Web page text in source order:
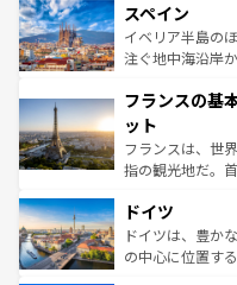
ろん、トスカー
景など、自然景
ピザやパスタな
ませてくれるイ
なお、新着のイ
しい。
スペイン
イベリア半島の
注ぐ地中海沿岸
文化が根付くこ
れる闘牛、そし
る。首都マドリ
アートに溢れた
せる。地方によ
ンテンツ一覧を
フランスの基
ット
フランスは、世
指の観光地だ。
で、幅広い魅力
聖堂、美しいビ
から魅了する。
ドイツ
ドイツは、豊か
の中心に位置す